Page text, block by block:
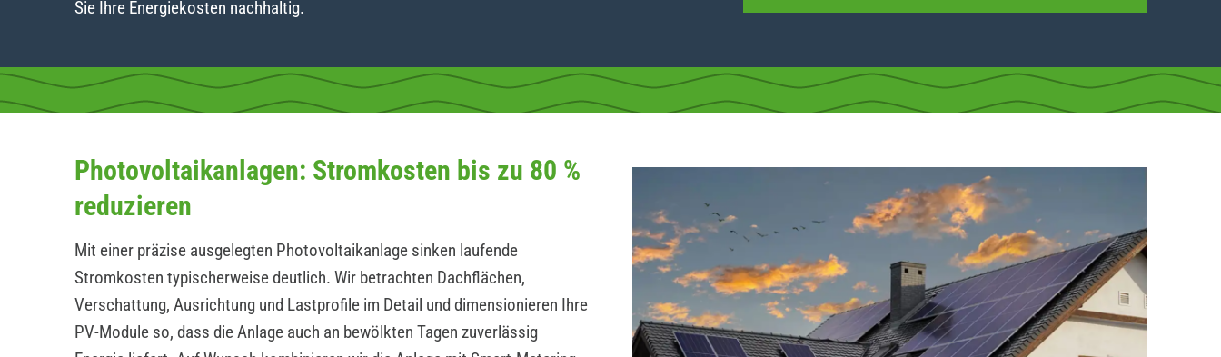
Sie Ihre Energiekosten nachhaltig.
Photovoltaikanlagen: Stromkosten bis zu 80 %
reduzieren
Mit einer präzise ausgelegten Photovoltaikanlage sinken laufende
Stromkosten typischerweise deutlich. Wir betrachten Dachflächen,
Verschattung, Ausrichtung und Lastprofile im Detail und dimensionieren Ihre
PV-Module so, dass die Anlage auch an bewölkten Tagen zuverlässig